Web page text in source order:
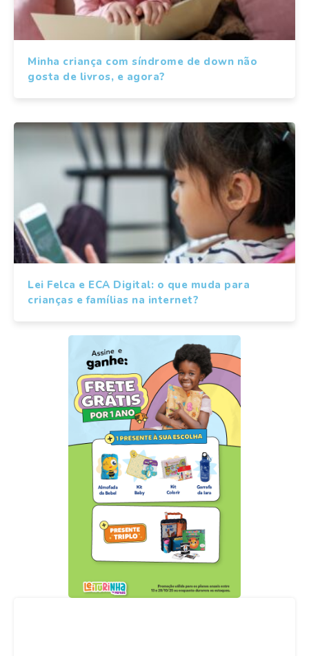
Minha criança com síndrome de down não
gosta de livros, e agora?
Lei Felca e ECA Digital: o que muda para
crianças e famílias na internet?